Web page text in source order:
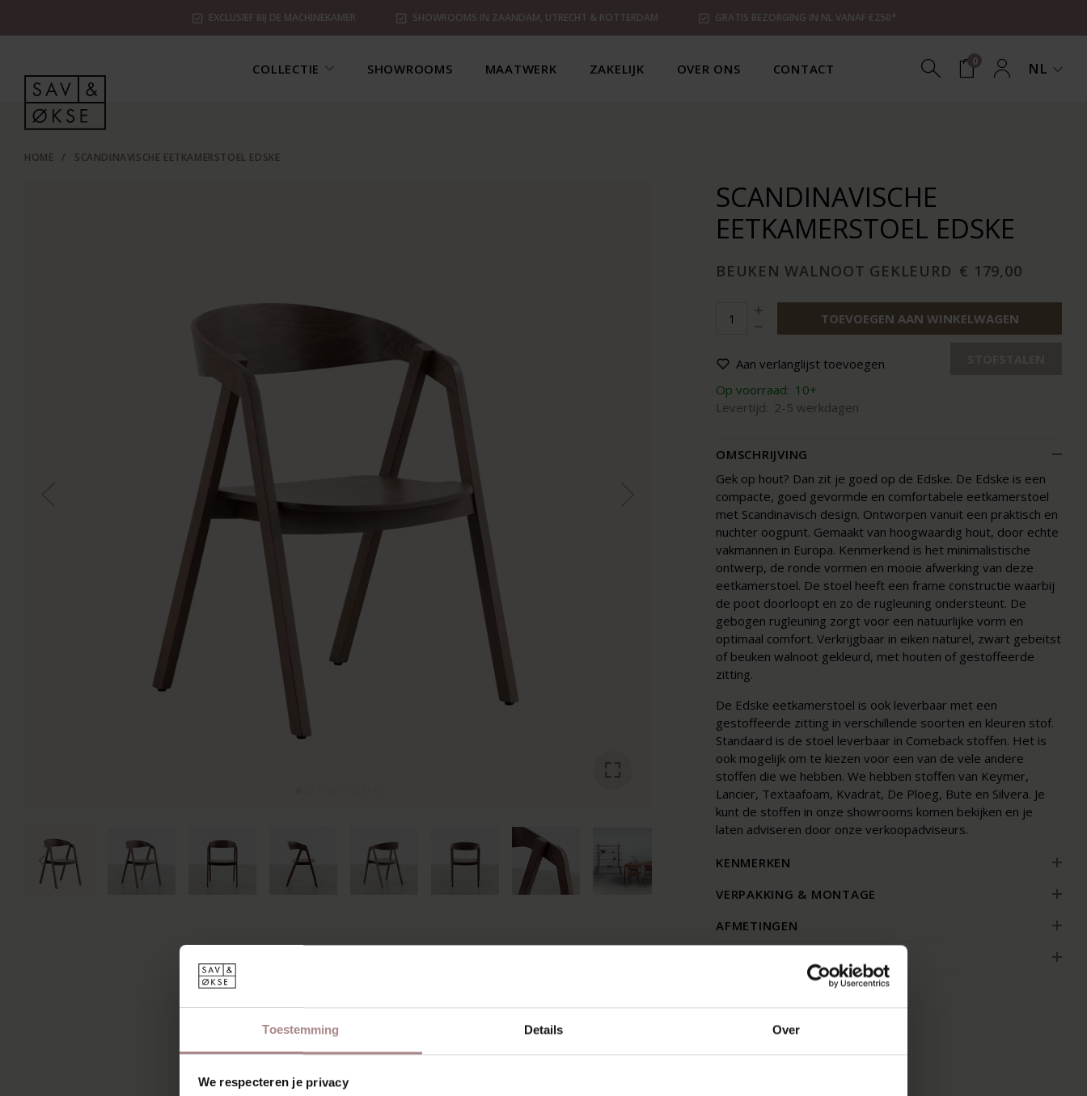
Toestemming Details Over
We respecteren je privacy
EXCLUSIEF BIJ DE MACHINEKAMER SHOWROOMS IN ZAANDAM, UTRECHT & ROTTERDAM GRATIS BEZORGING IN NL VANAF €250*
COLLECTIE SHOWROOMS MAATWERK ZAKELIJK OVER ONS CONTACT 0 NL
HOME / SCANDINAVISCHE EETKAMERSTOEL EDSKE
SCANDINAVISCHE
EETKAMERSTOEL EDSKE
BEUKEN WALNOOT GEKLEURD € 179,00
TOEVOEGEN AAN WINKELWAGEN
Aan verlanglijst toevoegen
Op voorraad: 10+
Levertijd: 2-5 werkdagen
OMSCHRIJVING
Gek op hout? Dan zit je goed op de Edske. De Edske is een
compacte, goed gevormde en comfortabele eetkamerstoel
met Scandinavisch design. Ontworpen vanuit een praktisch en
nuchter oogpunt. Gemaakt van hoogwaardig hout, door echte
vakmannen in Europa. Kenmerkend is het minimalistische
ontwerp, de ronde vormen en mooie afwerking van deze
eetkamerstoel. De stoel heeft een frame constructie waarbij
de poot doorloopt en zo de rugleuning ondersteunt. De
gebogen rugleuning zorgt voor een natuurlijke vorm en
optimaal comfort. Verkrijgbaar in eiken naturel, zwart gebeitst
of beuken walnoot gekleurd, met houten of gestoffeerde
zitting.
De Edske eetkamerstoel is ook leverbaar met een
gestoffeerde zitting in verschillende soorten en kleuren stof.
Standaard is de stoel leverbaar in Comeback stoffen. Het is
ook mogelijk om te kiezen voor een van de vele andere
stoffen die we hebben. We hebben stoffen van Keymer,
Lancier, Textaafoam, Kvadrat, De Ploeg, Bute en Silvera. Je
kunt de stoffen in onze showrooms komen bekijken en je
laten adviseren door onze verkoopadviseurs.
KENMERKEN
VERPAKKING & MONTAGE
AFMETINGEN
MISSCHIEN VIND JE DIT OOK MOOI